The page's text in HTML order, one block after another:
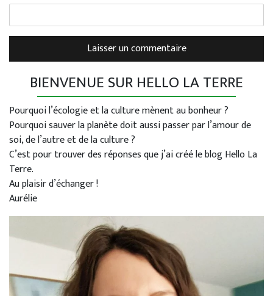
BIENVENUE SUR HELLO LA TERRE
Pourquoi l’écologie et la culture mènent au bonheur ?
Pourquoi sauver la planète doit aussi passer par l’amour de
soi, de l’autre et de la culture ?
C’est pour trouver des réponses que j’ai créé le blog Hello La
Terre.
Au plaisir d’échanger !
Aurélie